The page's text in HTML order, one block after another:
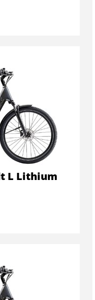
L Lithium